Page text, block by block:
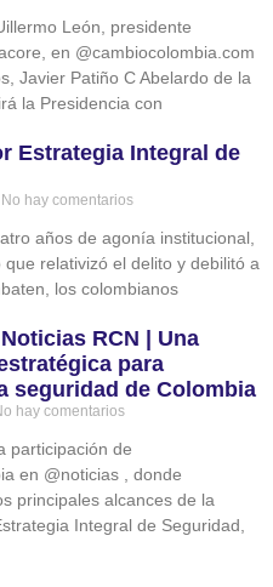
León, presidente
en @cambiocolombia.com
Javier Patiño C Abelardo de la
la Presidencia con
Estrategia Integral de
No hay comentarios
años de agonía institucional,
relativizó el delito y debilitó a
los colombianos
RCN | Una
para
seguridad de Colombia
hay comentarios
participación de
en ‪@noticias‬ , donde
principales alcances de la
Integral de Seguridad,